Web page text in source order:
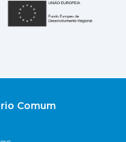
Portuguesa
Comum